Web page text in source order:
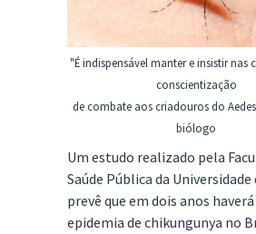
"É indispensável manter e insistir nas
conscientização
de combate aos criadouros do
biólogo
Um estudo realizado pela
Saúde Pública da Universidade
prevê que em dois anos
epidemia de chikungunya no